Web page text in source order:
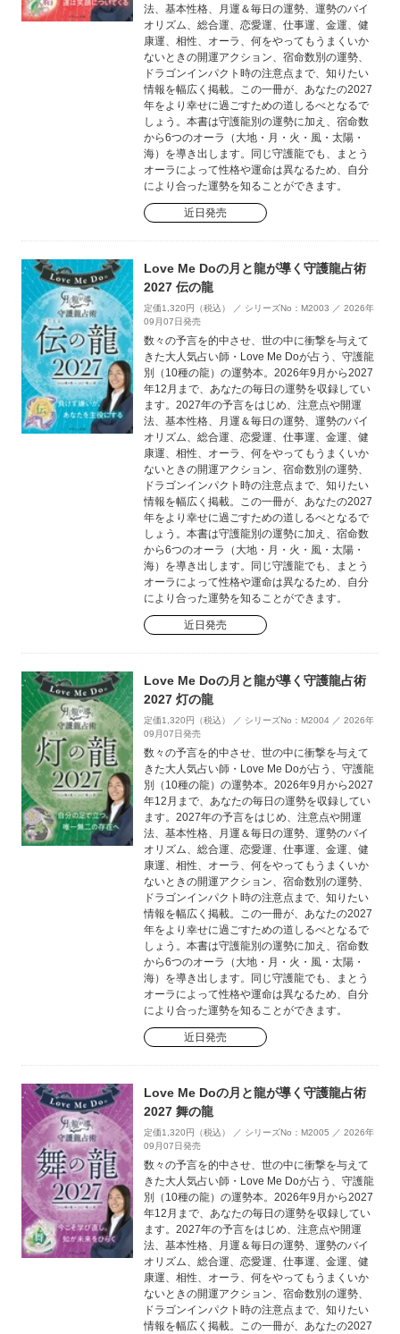
法、基本性格、月運＆毎日の運勢、運勢のバイ
オリズム、総合運、恋愛運、仕事運、金運、健
康運、相性、オーラ、何をやってもうまくいか
ないときの開運アクション、宿命数別の運勢、
ドラゴンインパクト時の注意点まで、知りたい
情報を幅広く掲載。この一冊が、あなたの2027
年をより幸せに過ごすための道しるべとなるで
しょう。本書は守護龍別の運勢に加え、宿命数
から6つのオーラ（大地・月・火・風・太陽・
海）を導き出します。同じ守護龍でも、まとう
オーラによって性格や運命は異なるため、自分
により合った運勢を知ることができます。
近日発売
Love Me Doの月と龍が導く守護龍占術
2027 伝の龍
定価1,320円（税込） ／ シリーズNo：M2003 ／ 2026年
09月07日発売
数々の予言を的中させ、世の中に衝撃を与えて
きた大人気占い師・Love Me Doが占う、守護龍
別（10種の龍）の運勢本。2026年9月から2027
年12月まで、あなたの毎日の運勢を収録してい
ます。2027年の予言をはじめ、注意点や開運
法、基本性格、月運＆毎日の運勢、運勢のバイ
オリズム、総合運、恋愛運、仕事運、金運、健
康運、相性、オーラ、何をやってもうまくいか
ないときの開運アクション、宿命数別の運勢、
ドラゴンインパクト時の注意点まで、知りたい
情報を幅広く掲載。この一冊が、あなたの2027
年をより幸せに過ごすための道しるべとなるで
しょう。本書は守護龍別の運勢に加え、宿命数
から6つのオーラ（大地・月・火・風・太陽・
海）を導き出します。同じ守護龍でも、まとう
オーラによって性格や運命は異なるため、自分
により合った運勢を知ることができます。
近日発売
Love Me Doの月と龍が導く守護龍占術
2027 灯の龍
定価1,320円（税込） ／ シリーズNo：M2004 ／ 2026年
09月07日発売
数々の予言を的中させ、世の中に衝撃を与えて
きた大人気占い師・Love Me Doが占う、守護龍
別（10種の龍）の運勢本。2026年9月から2027
年12月まで、あなたの毎日の運勢を収録してい
ます。2027年の予言をはじめ、注意点や開運
法、基本性格、月運＆毎日の運勢、運勢のバイ
オリズム、総合運、恋愛運、仕事運、金運、健
康運、相性、オーラ、何をやってもうまくいか
ないときの開運アクション、宿命数別の運勢、
ドラゴンインパクト時の注意点まで、知りたい
情報を幅広く掲載。この一冊が、あなたの2027
年をより幸せに過ごすための道しるべとなるで
しょう。本書は守護龍別の運勢に加え、宿命数
から6つのオーラ（大地・月・火・風・太陽・
海）を導き出します。同じ守護龍でも、まとう
オーラによって性格や運命は異なるため、自分
により合った運勢を知ることができます。
近日発売
Love Me Doの月と龍が導く守護龍占術
2027 舞の龍
定価1,320円（税込） ／ シリーズNo：M2005 ／ 2026年
09月07日発売
数々の予言を的中させ、世の中に衝撃を与えて
きた大人気占い師・Love Me Doが占う、守護龍
別（10種の龍）の運勢本。2026年9月から2027
年12月まで、あなたの毎日の運勢を収録してい
ます。2027年の予言をはじめ、注意点や開運
法、基本性格、月運＆毎日の運勢、運勢のバイ
オリズム、総合運、恋愛運、仕事運、金運、健
康運、相性、オーラ、何をやってもうまくいか
ないときの開運アクション、宿命数別の運勢、
ドラゴンインパクト時の注意点まで、知りたい
情報を幅広く掲載。この一冊が、あなたの2027